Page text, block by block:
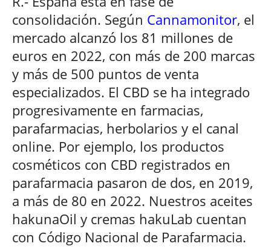
consolidación. Según Cannamonitor, el
mercado alcanzó los 81 millones de
euros en 2022, con más de 200 marcas
y más de 500 puntos de venta
especializados. El CBD se ha integrado
progresivamente en farmacias,
parafarmacias, herbolarios y el canal
online. Por ejemplo, los productos
cosméticos con CBD registrados en
parafarmacia pasaron de dos, en 2019,
a más de 80 en 2022. Nuestros aceites
hakunaOil y cremas hakuLab cuentan
con Código Nacional de Parafarmacia.